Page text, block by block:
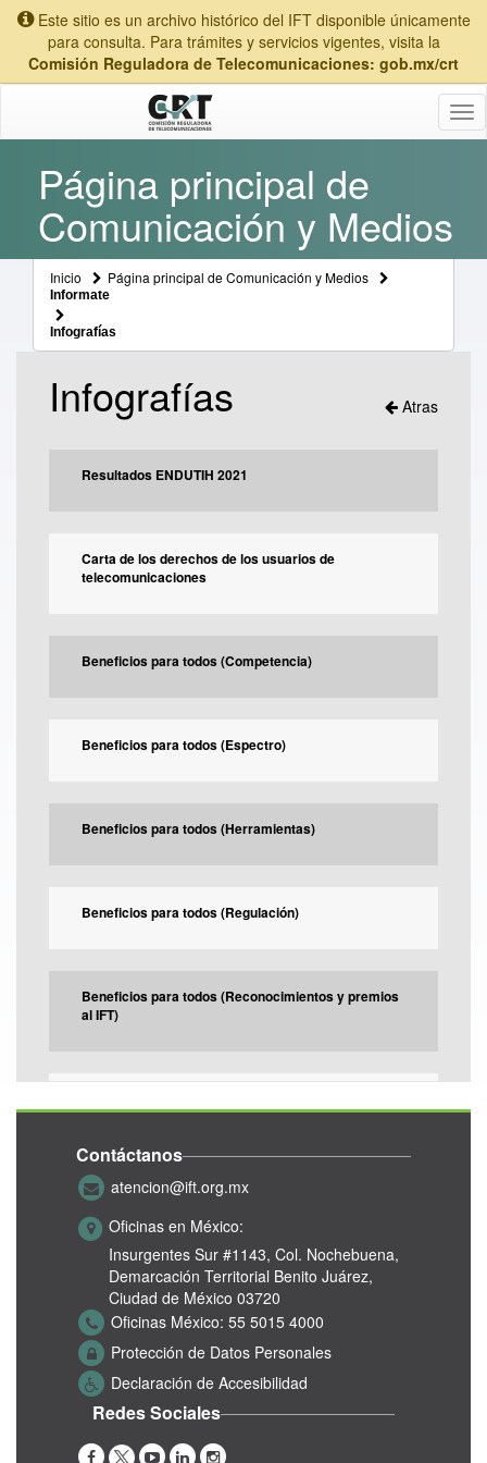
Este sitio es un archivo histórico del IFT disponible únicamente
para consulta. Para trámites y servicios vigentes, visita la
Comisión Reguladora de Telecomunicaciones: gob.mx/crt
Página principal de
Comunicación y Medios
Inicio Página principal de Comunicación y Medios
Informate
Infografías
Infografías Atras
Resultados ENDUTIH 2021
Carta de los derechos de los usuarios de
telecomunicaciones
Beneficios para todos (Competencia)
Beneficios para todos (Espectro)
Beneficios para todos (Herramientas)
Beneficios para todos (Regulación)
Beneficios para todos (Reconocimientos y premios
al IFT)
Resultados ENDUTIH 2020
Día Mundial de las Telecomunicaciones y la
Sociedad de la Información
‹ anterior 1 2 3 4 5 6
7 8 9 … siguiente ›
Contáctanos
atencion@ift.org.mx
Oficinas en México:
Insurgentes Sur #1143, Col. Nochebuena,
Demarcación Territorial Benito Juárez,
Ciudad de México 03720
Oficinas México: 55 5015 4000
Protección de Datos Personales
Declaración de Accesibilidad
Redes Sociales